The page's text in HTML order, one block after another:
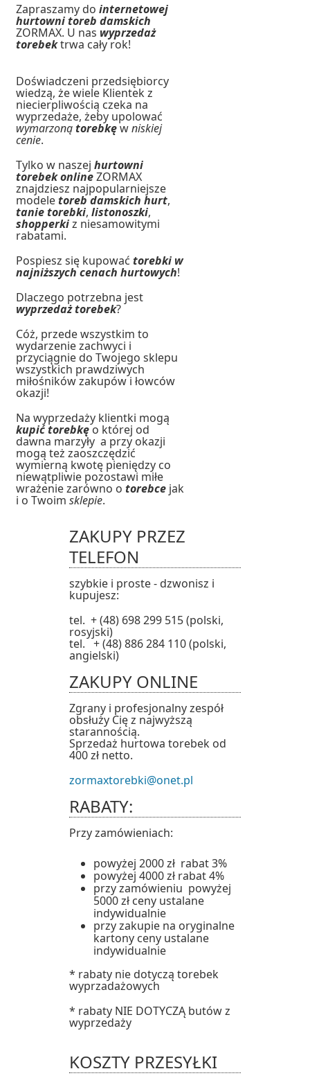
Zapraszamy dointernetowej
hurtowni toreb damskich
ZORMAX. U nas wyprzedaż
torebektrwa cały rok!
Doświadczeni przedsiębiorcy
wiedzą, że wiele Klientek z
niecierpliwością czeka na
wyprzedaże, żeby upolować
wymarzonątorebkęwniskiej
cenie.
Tylko w naszejhurtowni
torebek onlineZORMAX
znajdziesz najpopularniejsze
modeletoreb damskich hurt,
tanie torebki,listonoszki,
shopperkiz niesamowitymi
rabatami.
Pospiesz się kupowaćtorebki w
najniższych cenach hurtowych!
Dlaczego potrzebna jest
wyprzedaż torebek?
Cóż, przede wszystkim to
wydarzenie zachwyci i
przyciągnie do Twojego sklepu
wszystkich prawdziwych
miłośników zakupów i łowców
okazji!
Na wyprzedaży klientki mogą
kupić torebkęo której od
dawna marzyły a przy okazji
mogą też zaoszczędzić
wymierną kwotę pieniędzy co
niewątpliwie pozostawi miłe
wrażenie zarówno otorebce jak
i o Twoimsklepie.
ZAKUPY PRZEZ
TELEFON
szybkie i proste - dzwonisz i
kupujesz:
tel. + (48) 698 299 515 (polski,
rosyjski)
tel. + (48) 886 284 110 (polski,
angielski)
ZAKUPY ONLINE
Zgrany i profesjonalny zespół
obsłuży Cię z najwyższą
starannością.
Sprzedaż hurtowa torebek od
400 zł netto.
zormaxtorebki@onet.pl
RABATY:
Przy zamówieniach:
powyżej 2000 zł rabat 3%
powyżej 4000 zł rabat 4%
przy zamówieniu powyżej
5000 zł ceny ustalane
indywidualnie
przy zakupie na oryginalne
kartony ceny ustalane
indywidualnie
* rabaty nie dotyczą torebek
wyprzadażowych
* rabaty NIE DOTYCZĄ butów z
wyprzedaży
KOSZTY PRZESYŁKI